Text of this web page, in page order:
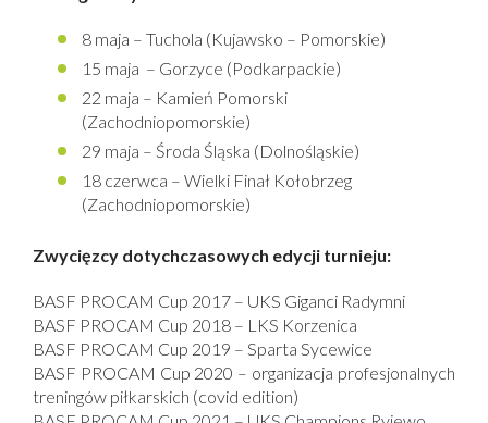
8 maja – Tuchola (Kujawsko – Pomorskie)
15 maja – Gorzyce (Podkarpackie)
22 maja – Kamień Pomorski
(Zachodniopomorskie)
29 maja – Środa Śląska (Dolnośląskie)
18 czerwca – Wielki Finał Kołobrzeg
(Zachodniopomorskie)
Zwycięzcy dotychczasowych edycji turnieju:
BASF PROCAM Cup 2017 – UKS Giganci Radymni
BASF PROCAM Cup 2018 – LKS Korzenica
BASF PROCAM Cup 2019 – Sparta Sycewice
BASF PROCAM Cup 2020 – organizacja profesjonalnych
treningów piłkarskich (covid edition)